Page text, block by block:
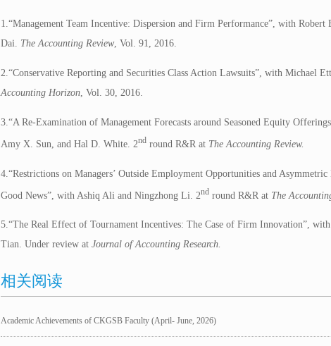
1.“Management Team Incentive: Dispersion and Firm Performance”, with Robert
Dai. The Accounting Review, Vol. 91, 2016.
2.“Conservative Reporting and Securities Class Action Lawsuits”, with Michael
Accounting Horizon, Vol. 30, 2016.
3.“A Re-Examination of Management Forecasts around Seasoned Equity
Amy X. Sun, and Hal D. White. 2nd round R&R at The Accounting Review.
4.“Restrictions on Managers’ Outside Employment Opportunities and
Good News”, with Ashiq Ali and Ningzhong Li. 2nd round R&R at The
5.“The Real Effect of Tournament Incentives: The Case of Firm Innovation”,
Tian. Under review at Journal of Accounting Research.
相关阅读
Academic Achievements of CKGSB Faculty (April- June, 2026)